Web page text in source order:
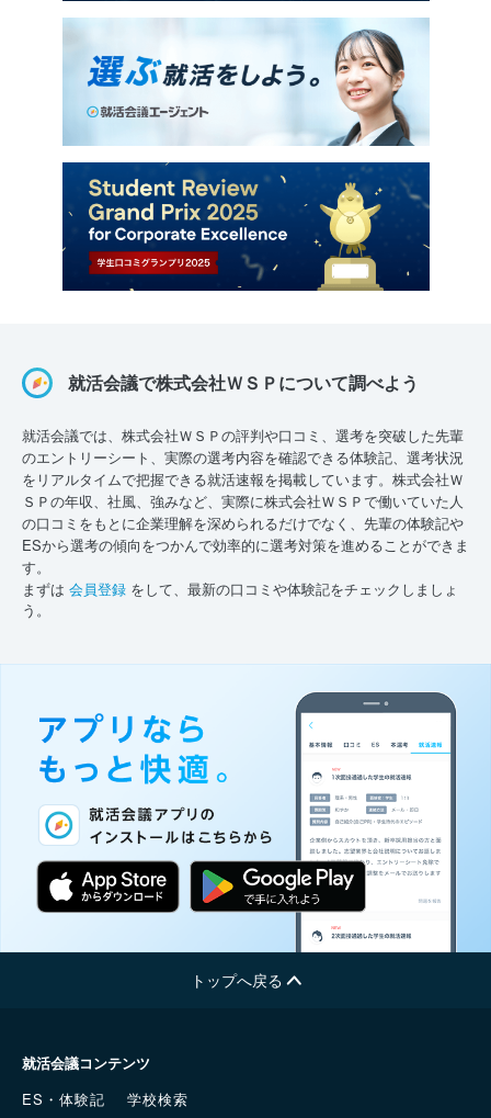
就活会議で株式会社ＷＳＰについて調べよう
就活会議では、株式会社ＷＳＰの評判や口コミ、選考を突破した先輩
のエントリーシート、実際の選考内容を確認できる体験記、選考状況
をリアルタイムで把握できる就活速報を掲載しています。株式会社Ｗ
ＳＰの年収、社風、強みなど、実際に株式会社ＷＳＰで働いていた人
の口コミをもとに企業理解を深められるだけでなく、先輩の体験記や
ESから選考の傾向をつかんで効率的に選考対策を進めることができま
す。
まずは 会員登録 をして、最新の口コミや体験記をチェックしましょ
う。
トップへ戻る
就活会議コンテンツ
ES・体験記
学校検索